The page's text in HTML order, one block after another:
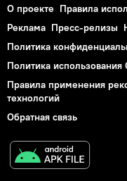
О проекте Правила
Реклама Пресс-релизы
Политика
Политика использования
Правила применения
технологий
Обратная связь